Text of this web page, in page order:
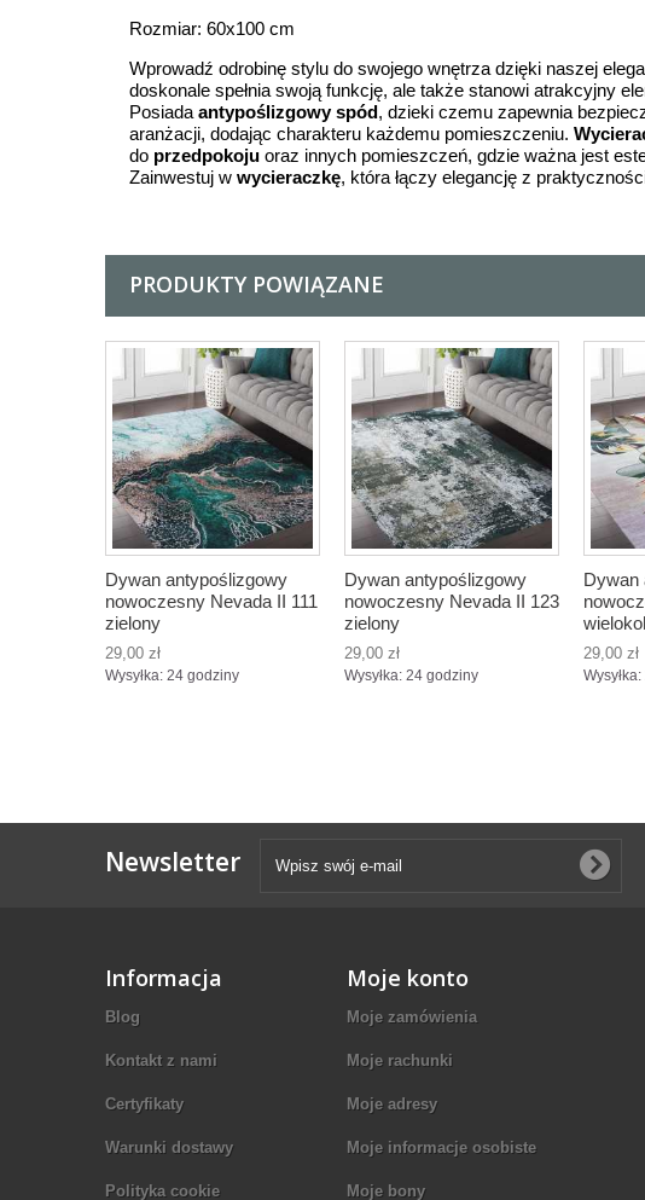
Rozmiar: 60x100 cm
Wprowadź odrobinę stylu do swojego wnętrza dzięki naszej
doskonale spełnia swoją funkcję, ale także stanowi atrakcyjny
Posiada antypoślizgowy spód, dzieki czemu zapewnia
aranżacji, dodając charakteru każdemu pomieszczeniu.
do przedpokoju oraz innych pomieszczeń, gdzie ważna jest
Zainwestuj w wycieraczkę, która łączy elegancję z
PRODUKTY POWIĄZANE
Dywan antypoślizgowy
nowoczesny Nevada II 111
zielony
29,00 zł
Wysyłka: 24 godziny
Dywan antypoślizgowy
nowoczesny Nevada II 123
zielony
29,00 zł
Wysyłka: 24 godziny
Dywan
29,00 zł
Newsletter
Informacja
Blog
Kontakt z nami
Certyfikaty
Warunki dostawy
Polityka cookie
Moje konto
Moje zamówienia
Moje rachunki
Moje adresy
Moje informacje osobiste
Moje bony